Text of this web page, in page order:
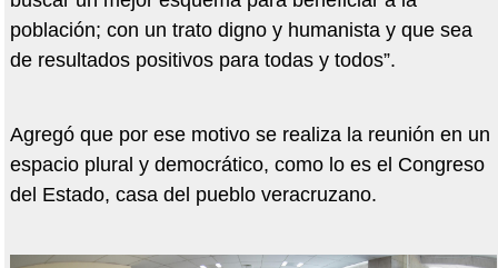
población; con un trato digno y humanista y que sea
de resultados positivos para todas y todos”.
Agregó que por ese motivo se realiza la reunión en un
espacio plural y democrático, como lo es el Congreso
del Estado, casa del pueblo veracruzano.